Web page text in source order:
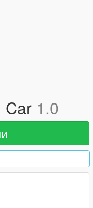
Car 1.0